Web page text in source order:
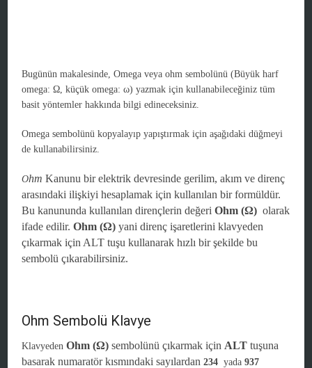
Bugünün makalesinde, Omega veya ohm sembolünü (Büyük harf
omega: Ω, küçük omega: ω) yazmak için kullanabileceğiniz tüm
basit yöntemler hakkında bilgi edineceksiniz.
Omega sembolünü kopyalayıp yapıştırmak için aşağıdaki düğmeyi
de kullanabilirsiniz.
Ohm Kanunu bir elektrik devresinde gerilim, akım ve direnç
arasındaki ilişkiyi hesaplamak için kullanılan bir formüldür.
Bu kanununda kullanılan dirençlerin değeriOhm (Ω) olarak
ifade edilir.Ohm (Ω)yani direnç işaretlerini klavyeden
çıkarmak için ALT tuşu kullanarak hızlı bir şekilde bu
sembolü çıkarabilirsiniz.
Ohm Sembolü Klavye
KlavyedenOhm (Ω)sembolünü çıkarmak için ALT tuşuna
basarak numaratör kısmındaki sayılardan 234 yada937